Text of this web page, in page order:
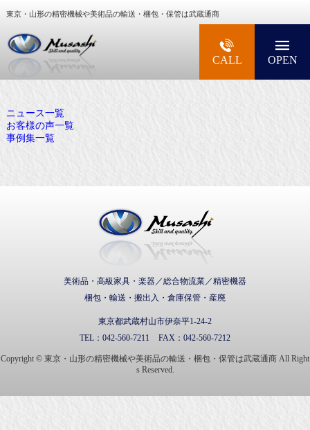
東京・山形の精密機械や美術品の輸送・梱包・保管は武蔵通商
大型精密機械・美術品・高級楽器の梱包・輸送
CALL OPEN
ニュース一覧
お客様の声一覧
事例集一覧
美術品・高級家具・楽器／総合物流業／精密機器
梱包・輸送・搬出入・倉庫保管・産廃
東京都武蔵村山市伊奈平1-24-2
TEL： 042-560-7211 FAX： 042-560-7212
Copyright © 東京・山形の精密機械や美術品の輸送・梱包・保管は武蔵通商 All Right
s Reserved.